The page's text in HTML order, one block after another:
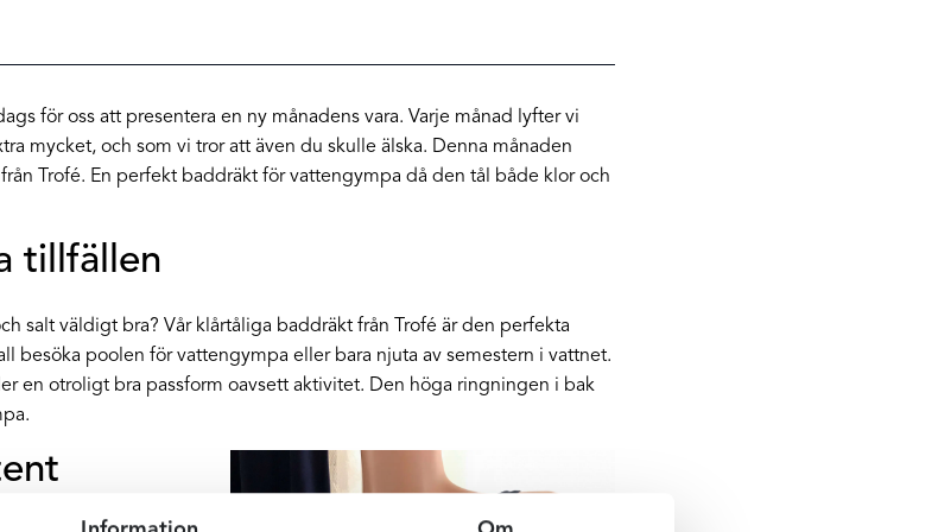
för oss att presentera en ny månadens vara. Varje månad lyfter vi
mycket, och som vi tror att även du skulle älska. Denna månaden
Trofé. En perfekt baddräkt för vattengympa då den tål både klor och
tillfällen
salt väldigt bra? Vår klårtåliga baddräkt från Trofé är den perfekta
besöka poolen för vattengympa eller bara njuta av semestern i vattnet.
en otroligt bra passform oavsett aktivitet. Den höga ringningen i bak